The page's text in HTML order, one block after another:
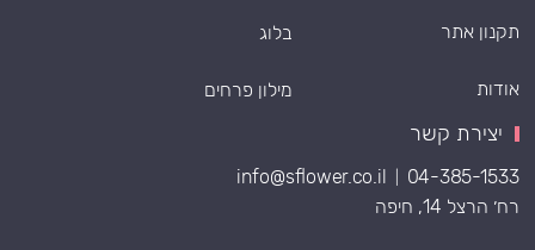
תקנון אתר
אודות
בלוג
מילון פרחים
יצירת קשר
04-385-1533
info@sflower.co.il
רח׳ הרצל 14, חיפה